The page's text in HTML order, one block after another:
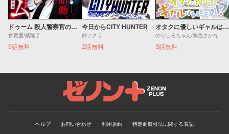
ドゥーム 殺人警察官の断罪録
古賀慶/紫能了
9話無料
今日からCITY HUNTER
錦ソクラ
2話無料
オタクに優しいギャルはいない!?
のりしろちゃん/魚住さかな
3話無料
ゼノンプラス
ヘルプ お問い合わせ 利用規約 特定商取引法に関する表記